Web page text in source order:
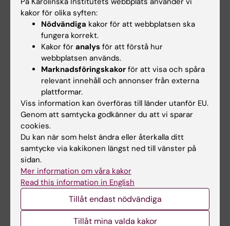
arbetsliv (jag fick bland annat lära mig om
positiv psykologi och hur psykologer kan
arbeta med säkerhet) men också minnen som
etsat sig fast för livet. Det finns
reseberättelser från studenter som åker på
utbyten om man vill djupdyka ner i några
sådana så ett tips är att läsa de om man är
nyfiken på utbyten. Jag tyckte alltså att det
var fantastiskt och utan tvekan den mest
minnesvärda delen av psykologprogrammet.
Vad överraskade dig mest med
utbildningen?
Att vi hade mycket statistik. Statistiken kunde
kännas som ett nödvändigt ont ibland men
kakor för olika syften:
Nödvändiga kakor för att webbplatsen ska
fungera korrekt.
Kakor för analys för att förstå hur
webbplatsen används.
Marknadsföringskakor för att visa och spåra
relevant innehåll och annonser från externa
plattformar.
Viss information kan överföras till länder utanför EU.
Genom att samtycka godkänner du att vi sparar
cookies.
Du kan när som helst ändra eller återkalla ditt
samtycke via kakikonen längst ned till vänster på
sidan.
Mer information om våra kakor
Read this information in English
Tillåt endast nödvändiga
Tillåt mina valda kakor